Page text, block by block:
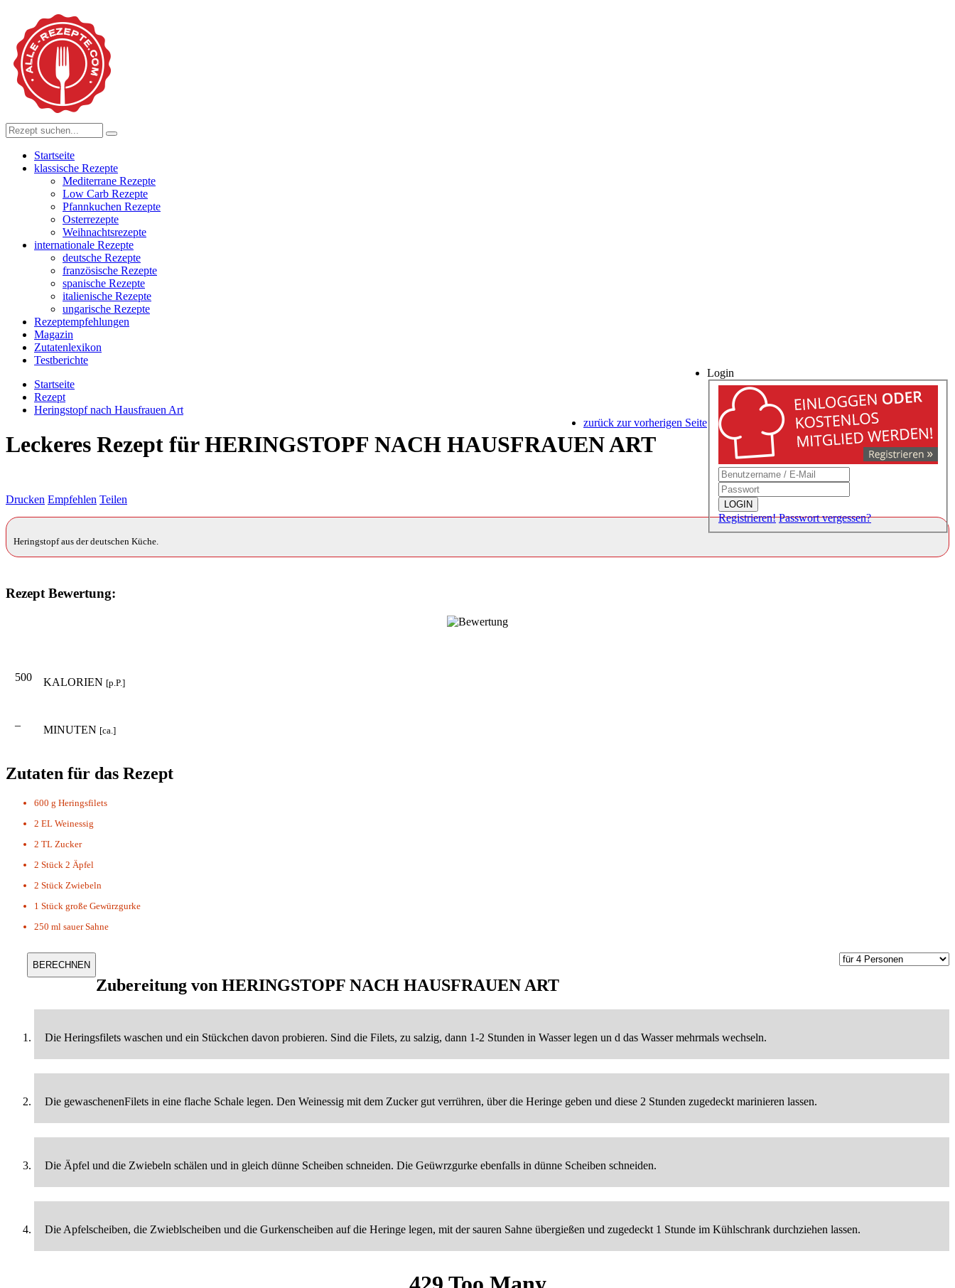
Startseite
klassische Rezepte
Mediterrane Rezepte
Low Carb Rezepte
Pfannkuchen Rezepte
Osterrezepte
Weihnachtsrezepte
internationale Rezepte
deutsche Rezepte
französische Rezepte
spanische Rezepte
italienische Rezepte
ungarische Rezepte
Rezeptempfehlungen
Magazin
Zutatenlexikon
Testberichte
Login
LOGIN
Registrieren! Passwort vergessen?
Startseite
Rezept
Heringstopf nach Hausfrauen Art
zurück zur vorherigen Seite
Leckeres Rezept fürHERINGSTOPF NACH HAUSFRAUEN ART
Drucken Empfehlen Teilen
Heringstopf aus der deutschen Küche.
Rezept Bewertung:
500 KALORIEN [p.P.]
– MINUTEN [ca.]
Zutaten für das Rezept
600 g Heringsfilets
2 EL Weinessig
2 TL Zucker
2 Stück 2 Äpfel
2 Stück Zwiebeln
1 Stück große Gewürzgurke
250 ml sauer Sahne
Zubereitung von HERINGSTOPF NACH HAUSFRAUEN ART
Die Heringsfilets waschen und ein Stückchen davon probieren. Sind die Filets, zu salzig, dann 1-2 Stunden in Wasser legen un d das Wasser mehrmals wechseln.
Die gewaschenenFilets in eine flache Schale legen. Den Weinessig mit dem Zucker gut verrühren, über die Heringe geben und diese 2 Stunden zugedeckt marinieren lassen.
Die Äpfel und die Zwiebeln schälen und in gleich dünne Scheiben schneiden. Die Geüwrzgurke ebenfalls in dünne Scheiben schneiden.
Die Apfelscheiben, die Zwieblscheiben und die Gurkenscheiben auf die Heringe legen, mit der sauren Sahne übergießen und zugedeckt 1 Stunde im Kühlschrank durchziehen lassen.